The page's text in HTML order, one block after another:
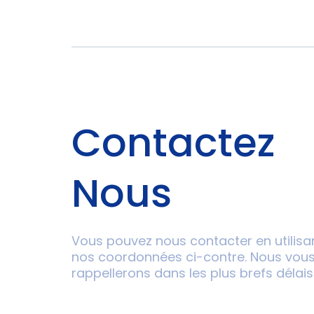
Contactez
Nous
Vous pouvez nous contacter en
nos coordonnées ci-contre. Nous vous
rappellerons dans les plus brefs